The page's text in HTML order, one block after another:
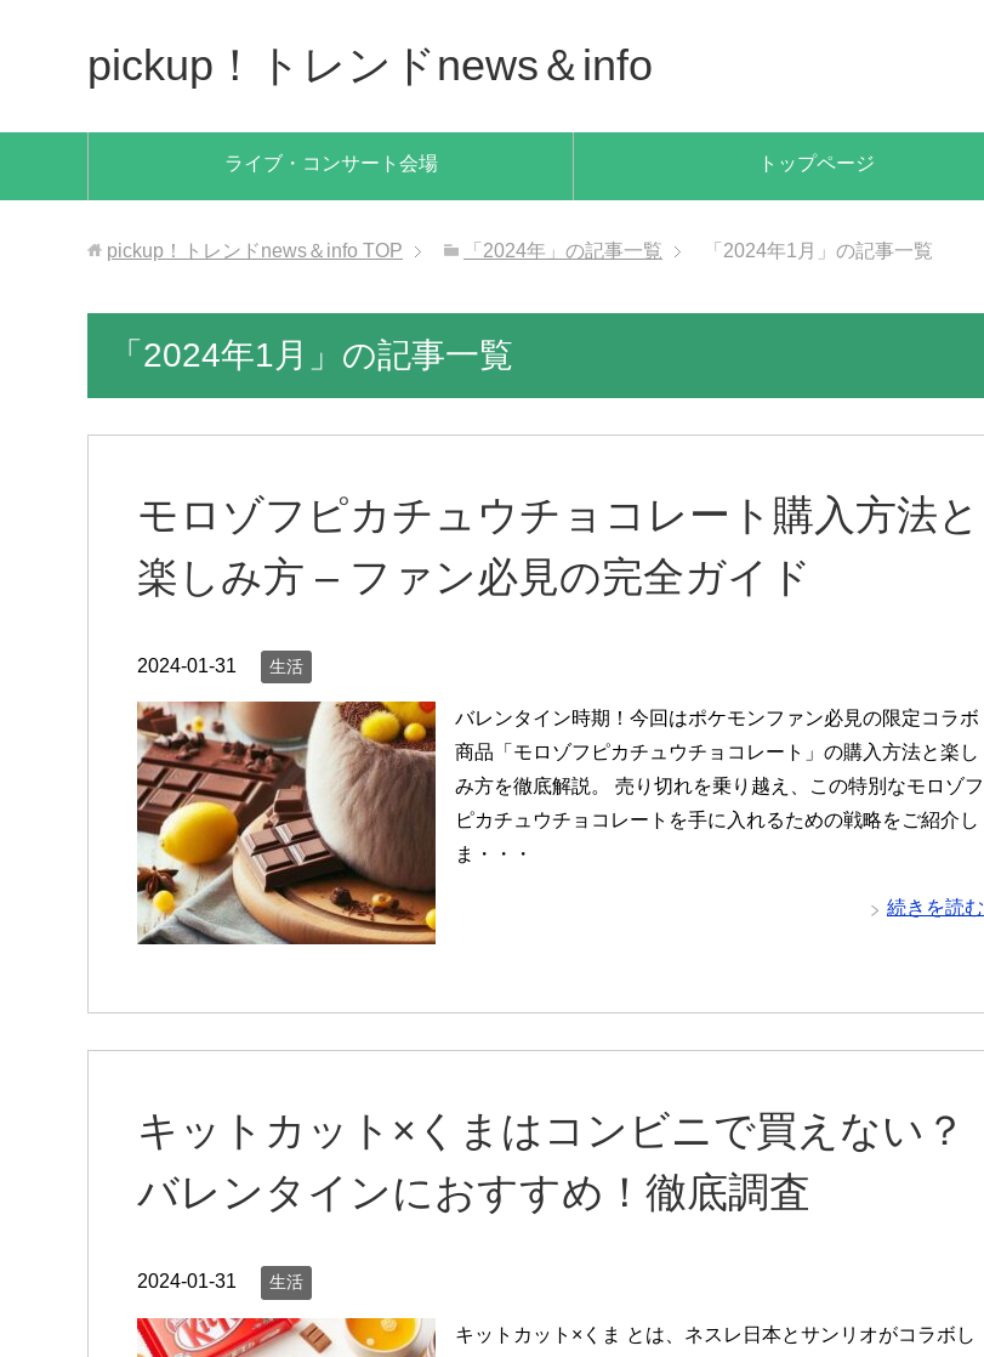
pickup！トレンドnews＆info
ライブ・コンサート会場 トップページ
pickup！トレンドnews＆info TOP 「2024年」の記事一覧 「2024年1月」の記事一覧
「2024年1月」の記事一覧
モロゾフピカチュウチョコレート購入方法と
楽しみ方 – ファン必見の完全ガイド
2024-01-31 生活
バレンタイン時期！今回はポケモンファン必見の限定コラボ
商品「モロゾフピカチュウチョコレート」の購入方法と楽し
み方を徹底解説。 売り切れを乗り越え、この特別なモロゾフ
ピカチュウチョコレートを手に入れるための戦略をご紹介し
ま・・・
続きを読む
キットカット×くまはコンビニで買えない？
バレンタインにおすすめ！徹底調査
2024-01-31 生活
キットカット×くま とは、ネスレ日本とサンリオがコラボし